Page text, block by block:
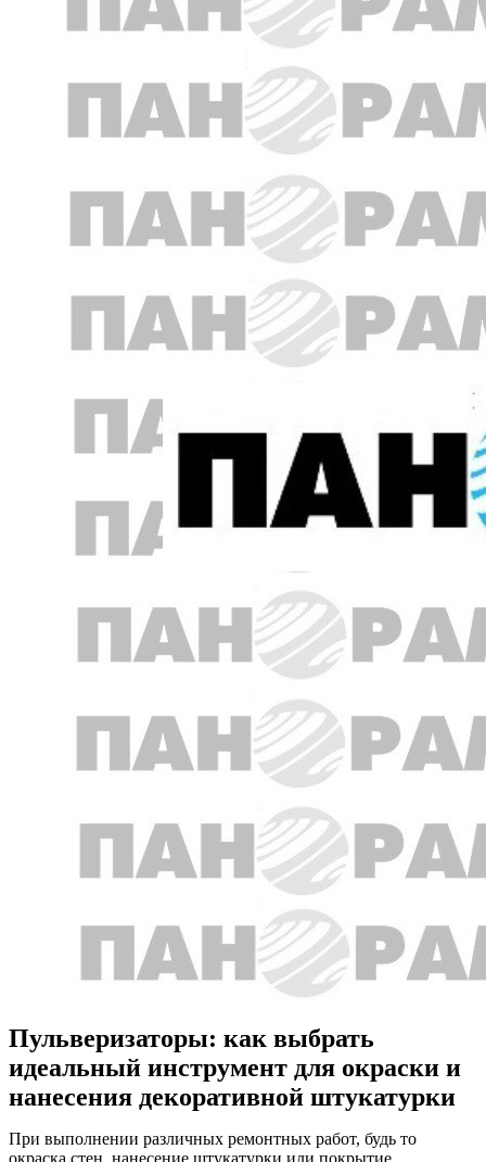
Пульверизаторы: как выбрать
идеальный инструмент для окраски и
нанесения декоративной штукатурки
При выполнении различных ремонтных работ, будь то